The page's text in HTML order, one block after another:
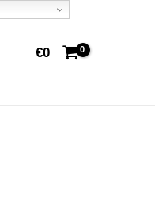
€0